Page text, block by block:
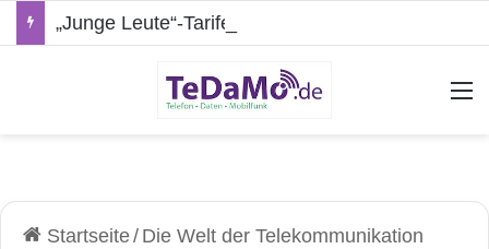
Startseite/ Die Welt der Telekommunikation